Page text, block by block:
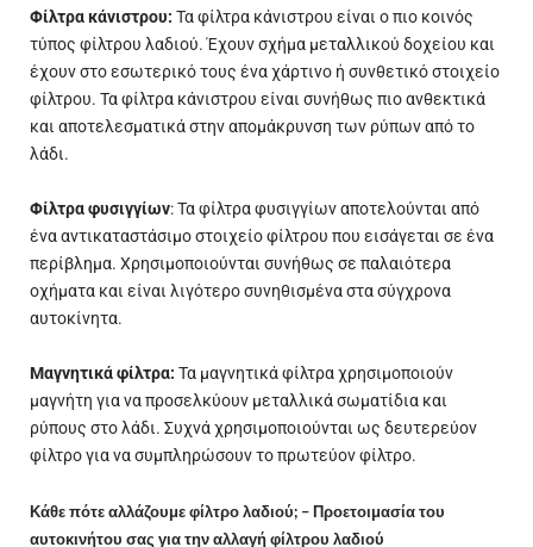
Φίλτρα κάνιστρου: Τα φίλτρα κάνιστρου είναι ο πιο κοινός
τύπος φίλτρου λαδιού. Έχουν σχήμα μεταλλικού δοχείου και
έχουν στο εσωτερικό τους ένα χάρτινο ή συνθετικό στοιχείο
φίλτρου. Τα φίλτρα κάνιστρου είναι συνήθως πιο ανθεκτικά
και αποτελεσματικά στην απομάκρυνση των ρύπων από το
λάδι.
Φίλτρα φυσιγγίων: Τα φίλτρα φυσιγγίων αποτελούνται από
ένα αντικαταστάσιμο στοιχείο φίλτρου που εισάγεται σε ένα
περίβλημα. Χρησιμοποιούνται συνήθως σε παλαιότερα
οχήματα και είναι λιγότερο συνηθισμένα στα σύγχρονα
αυτοκίνητα.
Μαγνητικά φίλτρα: Τα μαγνητικά φίλτρα χρησιμοποιούν
μαγνήτη για να προσελκύουν μεταλλικά σωματίδια και
ρύπους στο λάδι. Συχνά χρησιμοποιούνται ως δευτερεύον
φίλτρο για να συμπληρώσουν το πρωτεύον φίλτρο.
Κάθε πότε αλλάζουμε φίλτρο λαδιού; – Προετοιμασία του
αυτοκινήτου σας για την αλλαγή φίλτρου λαδιού